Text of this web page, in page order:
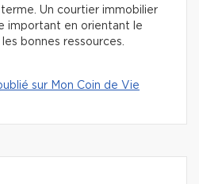
Un courtier immobilier
important en orientant le
bonnes ressources.
sur Mon Coin de Vie